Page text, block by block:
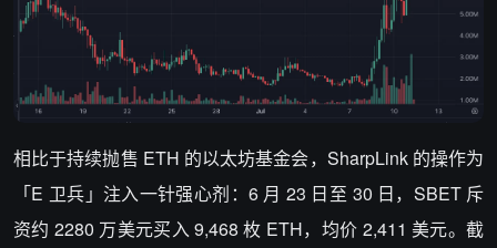
相比于持续抛售 ETH 的以太坊基金会，SharpLink 的操作为
「E 卫兵」注入一针强心剂：6 月 23 日至 30 日，SBET 斥
资约 2280 万美元买入 9,468 枚 ETH，均价 2,411 美元。截